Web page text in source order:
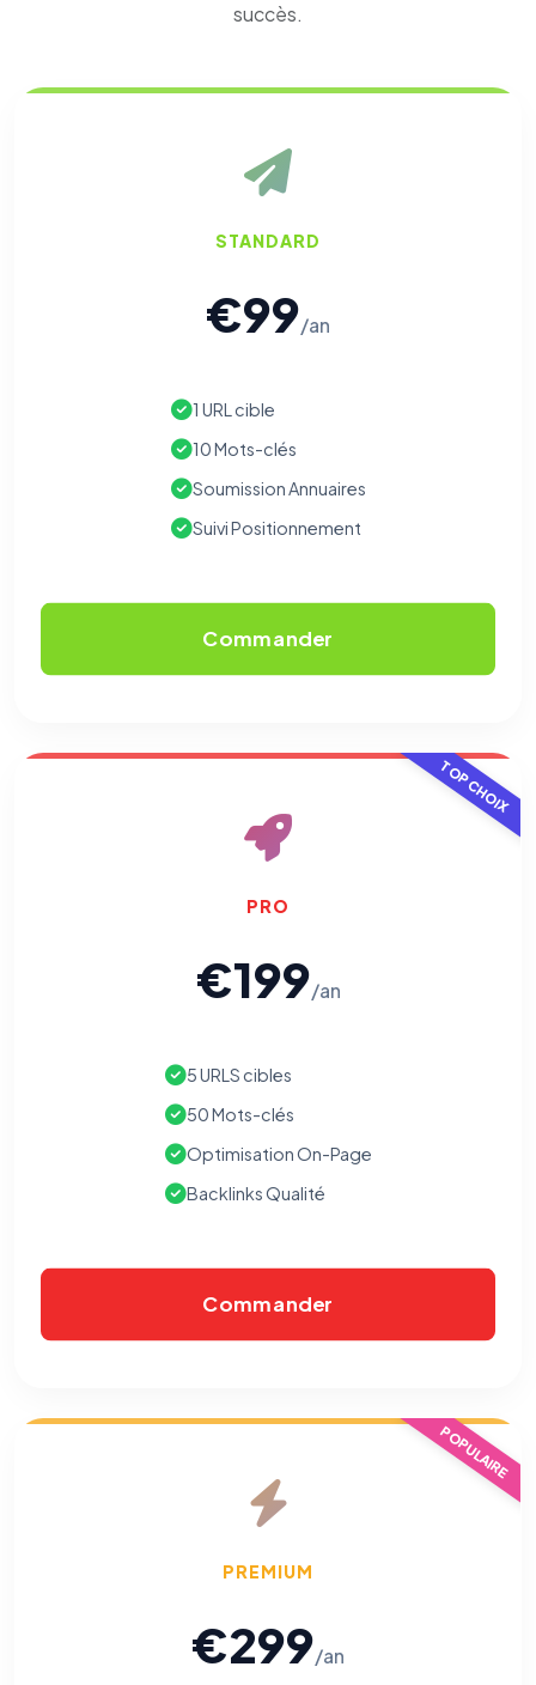
succès.
STANDARD
€99/an
1 URL cible
10 Mots-clés
Soumission Annuaires
Suivi Positionnement
Commander
TOP CHOIX
PRO
€199/an
5 URLS cibles
50 Mots-clés
Optimisation On-Page
Backlinks Qualité
Commander
POPULAIRE
PREMIUM
€299/an